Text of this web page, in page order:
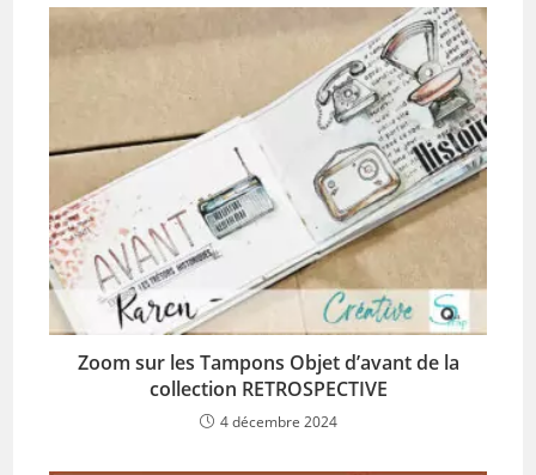
Zoom sur les Tampons Objet d’avant de la
collection RETROSPECTIVE
4 décembre 2024